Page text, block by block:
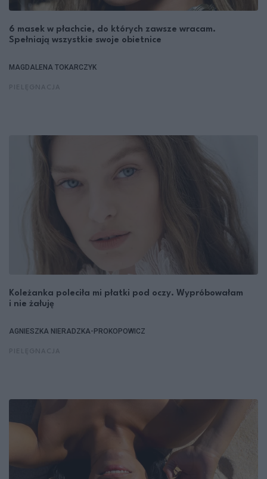
6 masek w płachcie, do których zawsze wracam.
Spełniają wszystkie swoje obietnice
MAGDALENA TOKARCZYK
Koleżanka poleciła mi płatki pod oczy. Wypróbowałam
i nie żałuję
AGNIESZKA NIERADZKA-PROKOPOWICZ